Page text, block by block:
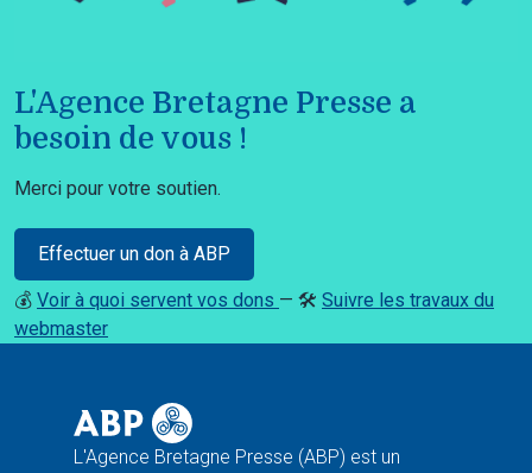
L'Agence Bretagne Presse a
besoin de vous !
Merci pour votre soutien.
Effectuer un don à ABP
💰 Voir à quoi servent vos dons — 🛠️ Suivre les travaux du
webmaster
L'Agence Bretagne Presse (ABP) est un